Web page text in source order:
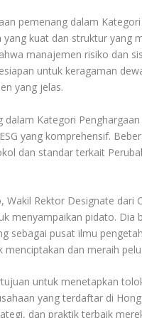
pemenang dalam
kuat dan struktur yang
manajemen risiko dan
untuk keragaman
yang jelas.
Kategori
yang komprehensif.
dan standar terkait
Wakil Rektor Designate
menyampaikan pidato. Dia
sebagai pusat ilmu
dan meraih
untuk menetapkan
yang terdaftar di
dan praktik terbaik